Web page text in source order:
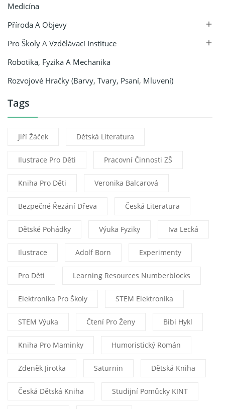
Medicína
Příroda A Objevy

Pro Školy A Vzdělávací Instituce 
Robotika, Fyzika A Mechanika
Rozvojové Hračky (barvy, Tvary, Psaní, Mluvení)
Tags
Jiří Žáček Dětská Literatura
Ilustrace Pro Děti Pracovní Činnosti ZŠ
Kniha Pro Děti Veronika Balcarová
Bezpečné Řezání Dřeva Česká Literatura
Dětské Pohádky Výuka Fyziky Iva Lecká
Ilustrace Adolf Born Experimenty
Pro Děti Learning Resources Numberblocks
Elektronika Pro Školy STEM Elektronika
STEM Výuka Čtení Pro Ženy Bibi Hykl
Kniha Pro Maminky Humoristický Román
Zdeněk Jirotka Saturnin Dětská Kniha
Česká Dětská Kniha Studijní Pomůcky KINT